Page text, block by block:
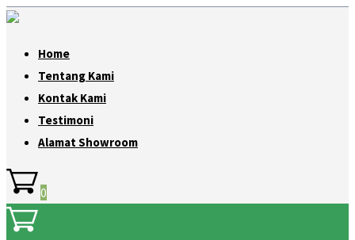
Home
Tentang Kami
Kontak Kami
Testimoni
Alamat Showroom
0